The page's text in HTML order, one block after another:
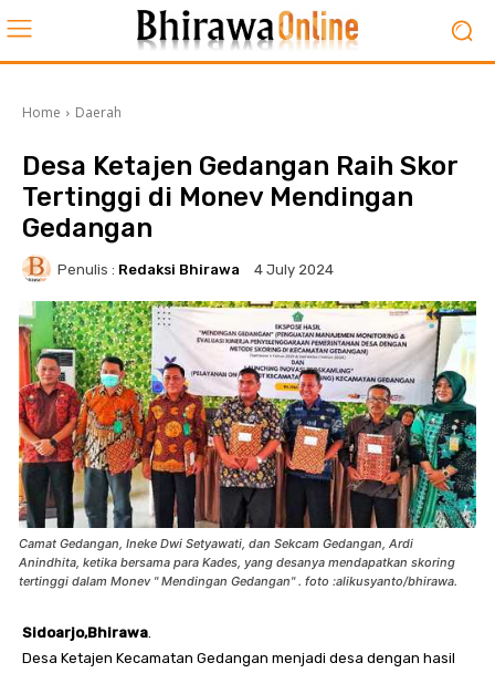
Home Daerah
Desa Ketajen Gedangan Raih Skor
Tertinggi di Monev Mendingan
Gedangan
Penulis : Redaksi Bhirawa 4 July 2024
Camat Gedangan, Ineke Dwi Setyawati, dan Sekcam Gedangan, Ardi
Anindhita, ketika bersama para Kades, yang desanya mendapatkan skoring
tertinggi dalam Monev " Mendingan Gedangan" . foto :alikusyanto/bhirawa.
Sidoarjo,Bhirawa.
Desa Ketajen Kecamatan Gedangan menjadi desa dengan hasil